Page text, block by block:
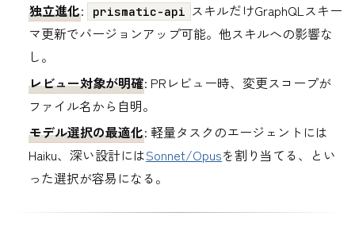
独立進化: prismatic-api スキルだけGraphQLスキー
マ更新でバージョンアップ可能。他スキルへの影響な
し。
レビュー対象が明確: PRレビュー時、変更スコープが
ファイル名から自明。
モデル選択の最適化: 軽量タスクのエージェントには
Haiku、深い設計にはSonnet/Opusを割り当てる、とい
った選択が容易になる。